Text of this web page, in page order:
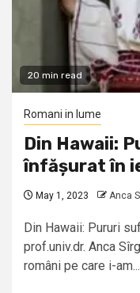
20 min read
Romani in lume
Din Hawaii:
înfășurat în
May 1, 2023 Anca
Din Hawaii: Pururi
prof.univ.dr. Anca
români pe care i-am...